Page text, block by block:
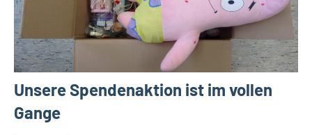
Unsere Spendenaktion ist im vollen
Gange